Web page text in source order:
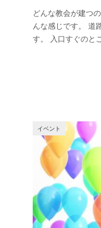
どんな教会が建つ
んな感じです。 道
す。 入口すぐのと
イベント